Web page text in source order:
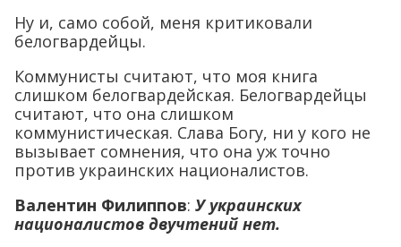
Ну и, само собой, меня критиковали
белогвардейцы.
Коммунисты считают, что моя книга
слишком белогвардейская. Белогвардейцы
считают, что она слишком
коммунистическая. Слава Богу, ни у кого не
вызывает сомнения, что она уж точно
против украинских националистов.
Валентин Филиппов: У украинских
националистов двучтений нет.